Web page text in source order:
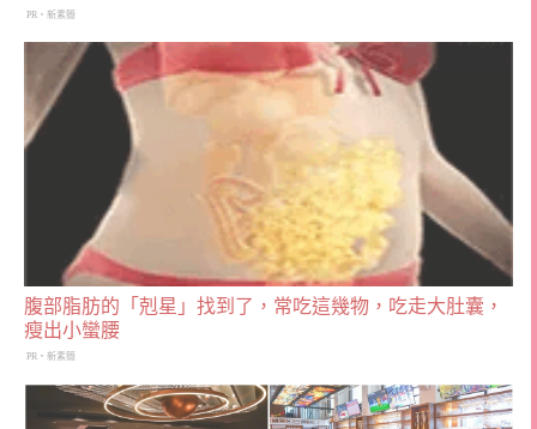
PR・新素簡
腹部脂肪的「剋星」找到了，常吃這幾物，吃走大肚囊，
瘦出小蠻腰
PR・新素簡